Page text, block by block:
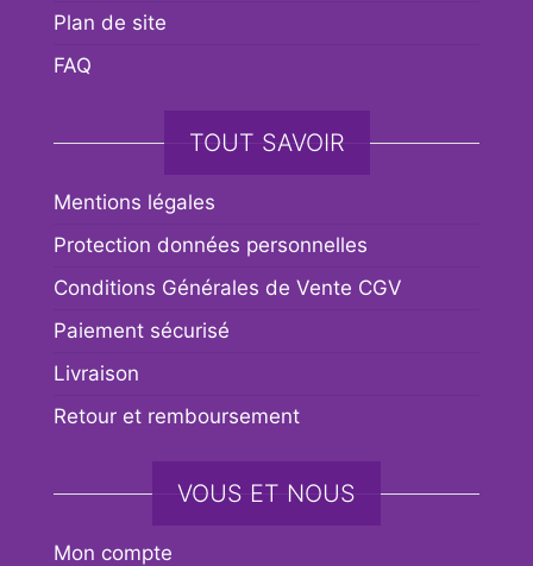
Plan de site
FAQ
TOUT SAVOIR
Mentions légales
Protection données personnelles
Conditions Générales de Vente CGV
Paiement sécurisé
Livraison
Retour et remboursement
VOUS ET NOUS
Mon compte